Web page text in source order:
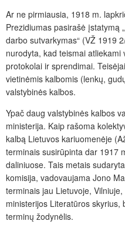
Ar ne pirmiausia, 1918 m.
Prezidiumas pasirašė įstatymą
darbo sutvarkymas“ (VŽ 1919
nurodyta, kad teismai
protokolai ir sprendimai.
vietinėmis kalbomis (lenkų,
valstybinės kalbos.
Ypač daug valstybinės kalbos
ministerija. Kaip rašoma
kalbą Lietuvos kariuomenėje
terminais susirūpinta dar 1917
daliniuose. Tais metais
komisija, vadovaujama Jono
terminais jau Lietuvoje,
ministerijos Literatūros
terminų žodynėlis.